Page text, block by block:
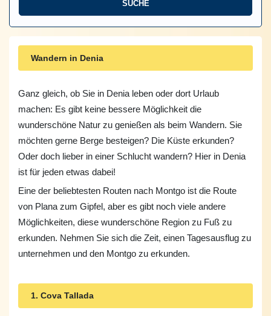
Wandern in Denia
Ganz gleich, ob Sie in Denia leben oder dort Urlaub
machen: Es gibt keine bessere Möglichkeit die
wunderschöne Natur zu genießen als beim Wandern. Sie
möchten gerne Berge besteigen? Die Küste erkunden?
Oder doch lieber in einer Schlucht wandern? Hier in Denia
ist für jeden etwas dabei!
Eine der beliebtesten Routen nach Montgo ist die Route
von Plana zum Gipfel, aber es gibt noch viele andere
Möglichkeiten, diese wunderschöne Region zu Fuß zu
erkunden. Nehmen Sie sich die Zeit, einen Tagesausflug zu
unternehmen und den Montgo zu erkunden.
1. Cova Tallada